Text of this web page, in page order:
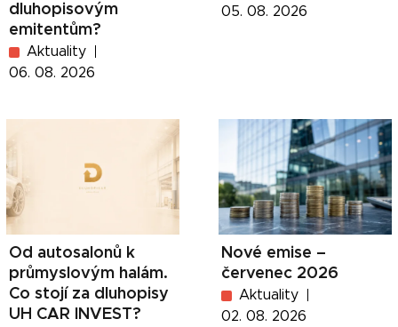
dluhopisovým
emitentům?
Aktuality
06. 08. 2026
05. 08. 2026
Od autosalonů k
průmyslovým halám.
Co stojí za dluhopisy
UH CAR INVEST?
Nové emise –
červenec 2026
Aktuality
02. 08. 2026